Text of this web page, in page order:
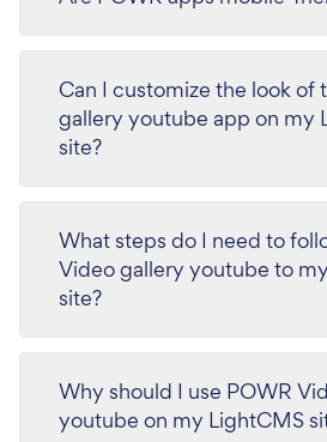
Can I customize the look of
gallery youtube app on my
site?
What steps do I need to
Video gallery youtube to
site?
Why should I use POWR
youtube on my LightCMS